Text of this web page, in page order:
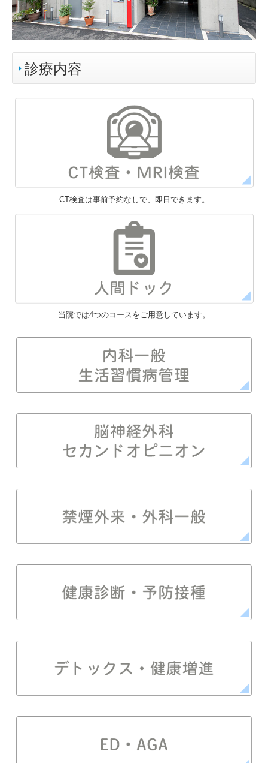
診療内容
CT検査は事前予約なしで、即日できます。
当院では4つのコースをご用意しています。